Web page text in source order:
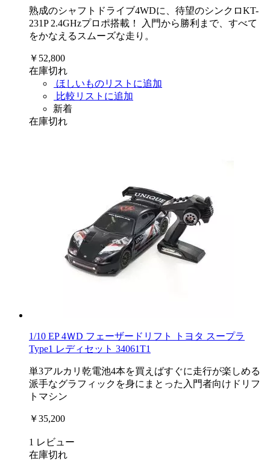
熟成のシャフトドライブ4WDに、待望のシンクロKT-
231P 2.4GHzプロポ搭載！ 入門から勝利まで、すべて
をかなえるスムーズな走り。
￥52,800
在庫切れ
ほしいものリストに追加
比較リストに追加
新着
在庫切れ
1/10 EP 4ＷD フェーザードリフト トヨタ スープラ
Type1 レディセット 34061T1
単3アルカリ乾電池4本を買えばすぐに走行が楽しめる
派手なグラフィックを身にまとった入門者向けドリフ
トマシン
￥35,200
1 レビュー
在庫切れ